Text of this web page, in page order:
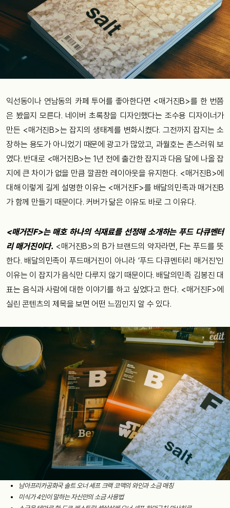
익선동이나 연남동의 카페 투어를 좋아한다면 <매거진B>를 한 번쯤
은 봤을지 모른다. 네이버 초록창을 디자인했다는 조수용 디자이너가
만든 <매거진B>는 잡지의 생태계를 변화시켰다. 그전까지 잡지는 소
장하는 용도가 아니었기 때문에 광고가 많았고, 과월호는 촌스러워 보
였다. 반대로 <매거진B>는 1년 전에 출간한 잡지과 다음 달에 나올 잡
지에 큰 차이가 없을 만큼 깔끔한 레이아웃을 유지한다. <매거진B>에
대해 이렇게 길게 설명한 이유는 <매거진F>를 배달의민족과 매거진B
가 함께 만들기 때문이다. 커버가 닮은 이유도 바로 그 이유다.
<매거진F>는 매호 하나의 식재료를 선정해 소개하는 푸드 다큐멘터
리 매거진이다. <매거진B>의 B가 브랜드의 약자라면, F는 푸드를 뜻
한다. 배달의민족이 푸드매거진이 아니라‘푸드 다큐멘터리 매거진’인
이유는 이 잡지가 음식만 다루지 않기 때문이다. 배달의민족 김봉진 대
표는 음식과 사람에 대한 이야기를 하고 싶었다고 한다. <매거진F>에
실린 콘텐츠의 제목을 보면 어떤 느낌인지 알 수 있다.
남아프리카공화국 솔트오너 셰프 크랙 코맥의 와인과 소금 매칭
미식가4인이 말하는 자신만의 소금 사용법